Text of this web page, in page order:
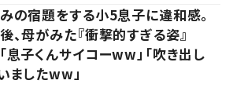
の宿題をする小5息子に違和感。
、母がみた『衝撃的すぎる姿』
息子くんサイコーww」「吹き出し
ましたww」